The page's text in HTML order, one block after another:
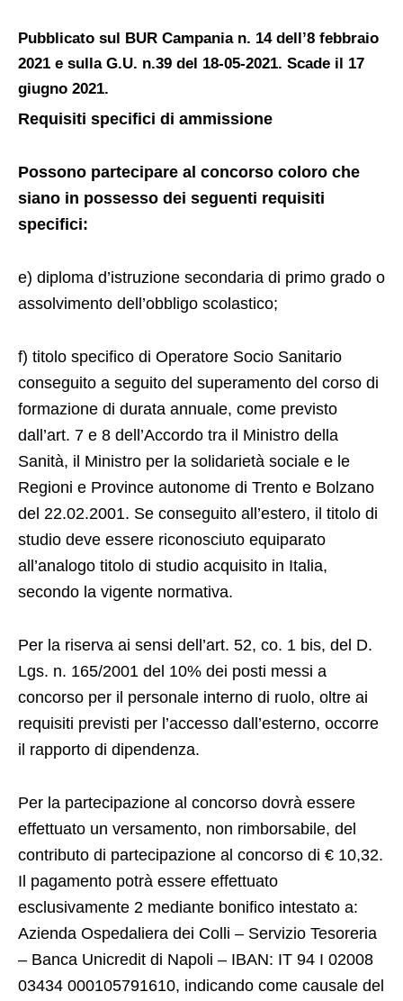
Pubblicato sul BUR Campania n. 14 dell’8 febbraio
2021 e sulla G.U. n.39 del 18-05-2021. Scade il 17
giugno 2021.
Requisiti specifici di ammissione
Possono partecipare al concorso coloro che
siano in possesso dei seguenti requisiti
specifici:
e) diploma d’istruzione secondaria di primo grado o
assolvimento dell’obbligo scolastico;
f) titolo specifico di Operatore Socio Sanitario
conseguito a seguito del superamento del corso di
formazione di durata annuale, come previsto
dall’art. 7 e 8 dell’Accordo tra il Ministro della
Sanità, il Ministro per la solidarietà sociale e le
Regioni e Province autonome di Trento e Bolzano
del 22.02.2001. Se conseguito all’estero, il titolo di
studio deve essere riconosciuto equiparato
all’analogo titolo di studio acquisito in Italia,
secondo la vigente normativa.
Per la riserva ai sensi dell’art. 52, co. 1 bis, del D.
Lgs. n. 165/2001 del 10% dei posti messi a
concorso per il personale interno di ruolo, oltre ai
requisiti previsti per l’accesso dall’esterno, occorre
il rapporto di dipendenza.
Per la partecipazione al concorso dovrà essere
effettuato un versamento, non rimborsabile, del
contributo di partecipazione al concorso di € 10,32.
Il pagamento potrà essere effettuato
esclusivamente 2 mediante bonifico intestato a:
Azienda Ospedaliera dei Colli – Servizio Tesoreria
– Banca Unicredit di Napoli – IBAN: IT 94 I 02008
03434 000105791610, indicando come causale del